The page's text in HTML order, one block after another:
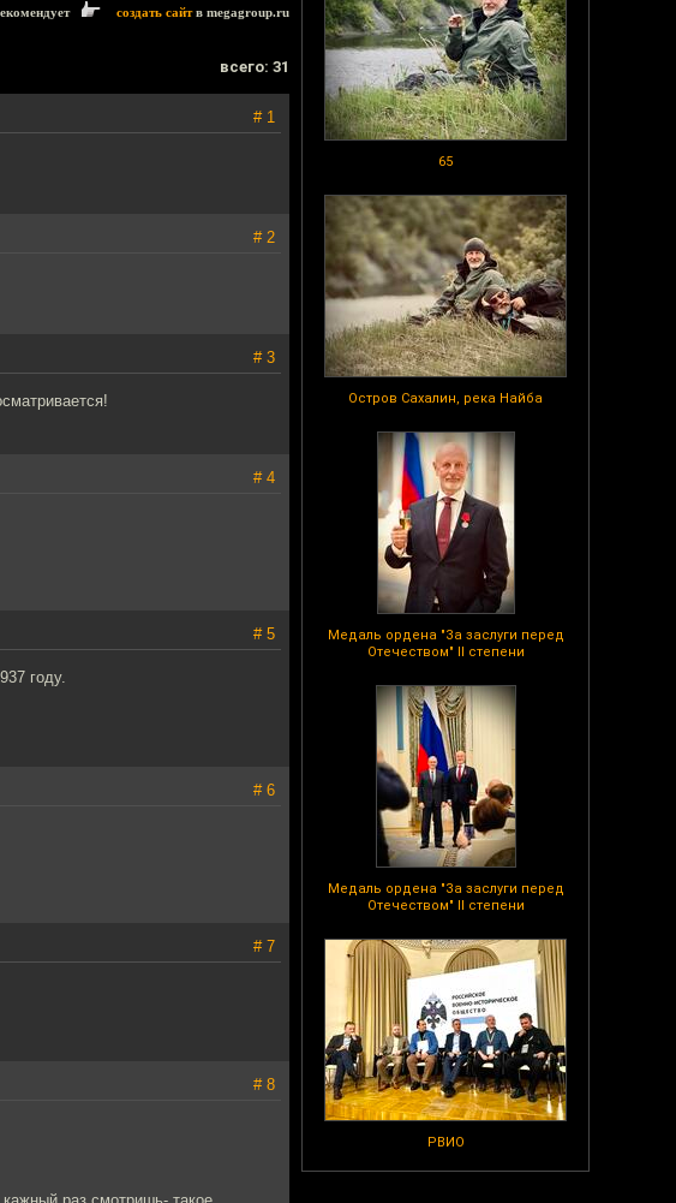
65
Остров Сахалин, река Найба
Медаль ордена "За заслуги перед
Отечеством" II степени
Медаль ордена "За заслуги перед
Отечеством" II степени
РВИО
создать сайтв megagroup.ru
всего: 31
# 1
# 2
# 3
# 4
# 5
году.
# 6
# 7
# 8